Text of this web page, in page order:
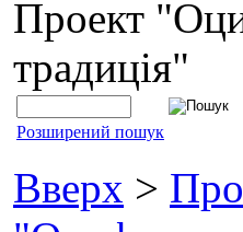
Проект
традиція"
Розширений пошук
Вверх >